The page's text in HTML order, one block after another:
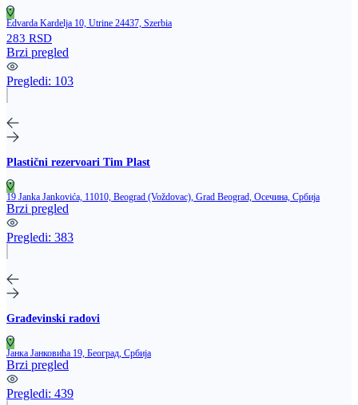
Edvarda Kardelja 10, Utrine 24437, Szerbia
283 RSD
Brzi pregled
Pregledi: 103
Plastični rezervoari Tim Plast
19 Janka Jankovića, 11010, Beograd (Voždovac), Grad Beograd, Осечина, Србија
Brzi pregled
Pregledi: 383
Građevinski radovi
Јанка Јанковића 19, Београд, Србија
Brzi pregled
Pregledi: 439